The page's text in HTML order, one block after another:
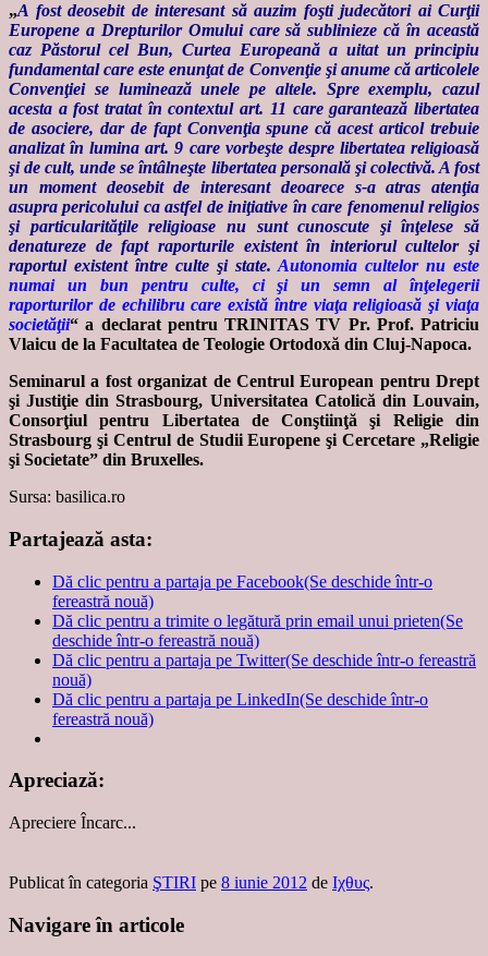
„A fost deosebit de interesant să auzim foşti judecători ai Curţii
Europene a Drepturilor Omului care să sublinieze că în această
caz Păstorul cel Bun, Curtea Europeană a uitat un principiu
fundamental care este enunţat de Convenţie şi anume că articolele
Convenţiei se luminează unele pe altele. Spre exemplu, cazul
acesta a fost tratat în contextul art. 11 care garantează libertatea
de asociere, dar de fapt Convenţia spune că acest articol trebuie
analizat în lumina art. 9 care vorbeşte despre libertatea religioasă
şi de cult, unde se întâlneşte libertatea personală şi colectivă. A fost
un moment deosebit de interesant deoarece s-a atras atenţia
asupra pericolului ca astfel de iniţiative în care fenomenul religios
şi particularităţile religioase nu sunt cunoscute şi înţelese să
denatureze de fapt raporturile existent în interiorul cultelor şi
raportul existent între culte şi state. Autonomia cultelor nu este
numai un bun pentru culte, ci şi un semn al înţelegerii
raporturilor de echilibru care există între viaţa religioasă şi viaţa
societăţii“ a declarat pentru TRINITAS TV Pr. Prof. Patriciu
Vlaicu de la Facultatea de Teologie Ortodoxă din Cluj-Napoca.
Seminarul a fost organizat de Centrul European pentru Drept
şi Justiţie din Strasbourg, Universitatea Catolică din Louvain,
Consorţiul pentru Libertatea de Conştiinţă şi Religie din
Strasbourg şi Centrul de Studii Europene şi Cercetare „Religie
şi Societate” din Bruxelles.
Sursa: basilica.ro
Partajează asta:
Dă clic pentru a partaja pe Facebook(Se deschide într-o
fereastră nouă)
Dă clic pentru a trimite o legătură prin email unui prieten(Se
deschide într-o fereastră nouă)
Dă clic pentru a partaja pe Twitter(Se deschide într-o fereastră
nouă)
Dă clic pentru a partaja pe LinkedIn(Se deschide într-o
fereastră nouă)
Apreciază:
Apreciere Încarc...
Publicat în categoria ŞTIRI pe 8 iunie 2012 de Ιχθυς.
Navigare în articole